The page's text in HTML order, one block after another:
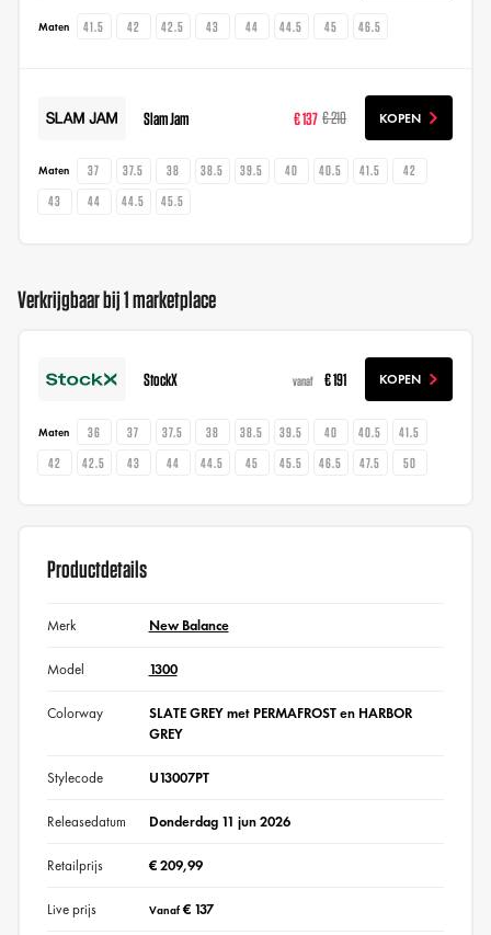
Maten 41.5 42 42.5 43 44 44.5 45 46.5
Slam Jam € 137 € 210 KOPEN
Maten 37 37.5 38 38.5 39.5 40 40.5 41.5
42
43
44 44.5 45.5
Verkrijgbaar bij 1 marketplace
StockX vanaf € 191 KOPEN
Maten 36 37 37.5 38 38.5 39.5 40 40.5
41.5
42
42.5 43 44 44.5 45 45.5 46.5 47.5 50
Productdetails
Merk New Balance
Model 1300
Colorway
SLATE GREY met PERMAFROST en HARBOR
GREY
Stylecode U13007PT
Releasedatum Donderdag 11 jun 2026
Retailprijs € 209,99
Live prijs Vanaf€ 137